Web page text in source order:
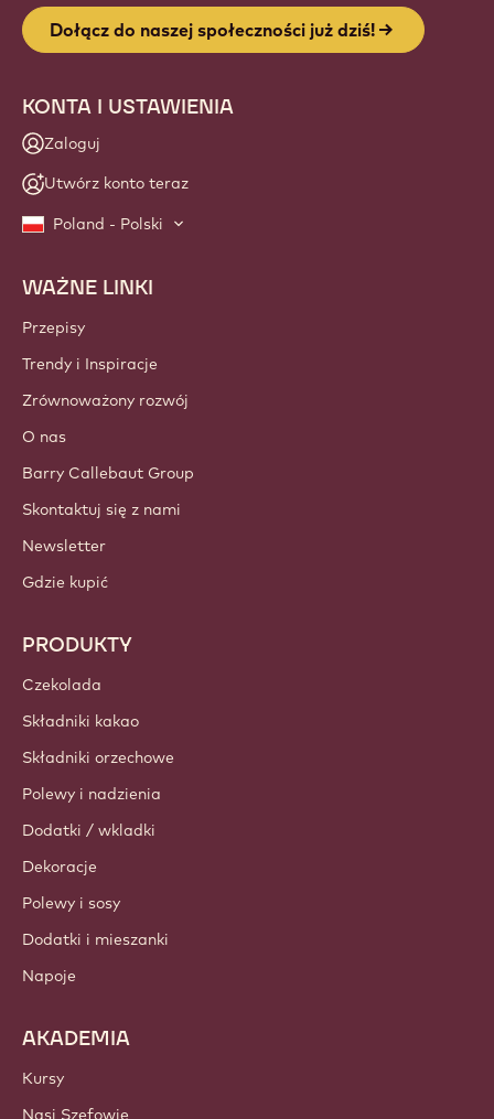
Dołącz do naszej społeczności już dziś!
KONTA I USTAWIENIA
Zaloguj
Utwórz konto teraz
Poland - Polski
Footer
Callebaut
WAŻNE LINKI
Przepisy
Trendy i Inspiracje
Zrównoważony rozwój
O nas
Barry Callebaut Group
Skontaktuj się z nami
Newsletter
Gdzie kupić
PRODUKTY
Czekolada
Składniki kakao
Składniki orzechowe
Polewy i nadzienia
Dodatki / wkladki
Dekoracje
Polewy i sosy
Dodatki i mieszanki
Napoje
AKADEMIA
Kursy
Nasi Szefowie